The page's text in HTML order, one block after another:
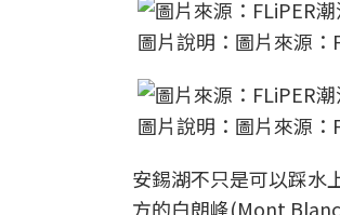
圖片說明：圖片來源：
圖片說明：圖片來源：
安錫湖不只是可以踩水
方的白朗峰(Mont